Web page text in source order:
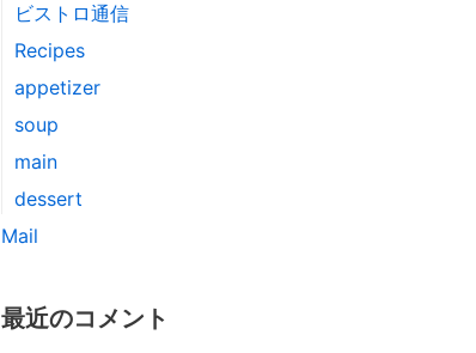
ビストロ通信
Recipes
appetizer
soup
main
dessert
Mail
最近のコメント